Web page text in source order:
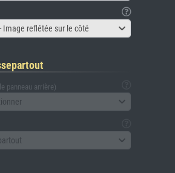
Image reflétée sur le côté
panneau arrière)